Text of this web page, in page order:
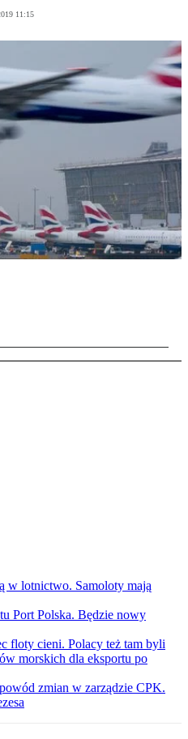
11:15
w lotnictwo. Samoloty mają
Port Polska. Będzie nowy
floty cieni. Polacy też tam byli
morskich dla eksportu po
zmian w zarządzie CPK.